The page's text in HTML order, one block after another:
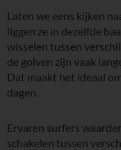
Laten we eens kijken
liggen ze in dezelfde
wisselen tussen
de golven zijn vaak
Dat maakt het ideaal
dagen.
Ervaren surfers
schakelen tussen